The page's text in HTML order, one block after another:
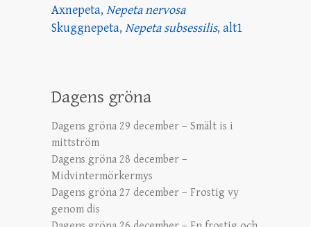
Axnepeta, Nepeta nervosa
Skuggnepeta, Nepeta subsessilis, alt1
Dagens gröna
Dagens gröna 29 december – Smält is i
mittström
Dagens gröna 28 december –
Midvintermörkermys
Dagens gröna 27 december – Frostig vy
genom dis